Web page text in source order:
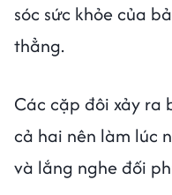
sóc sức khỏe của
thẳng.
Các cặp đôi xảy ra
cả hai nên làm lúc
và lắng nghe đối